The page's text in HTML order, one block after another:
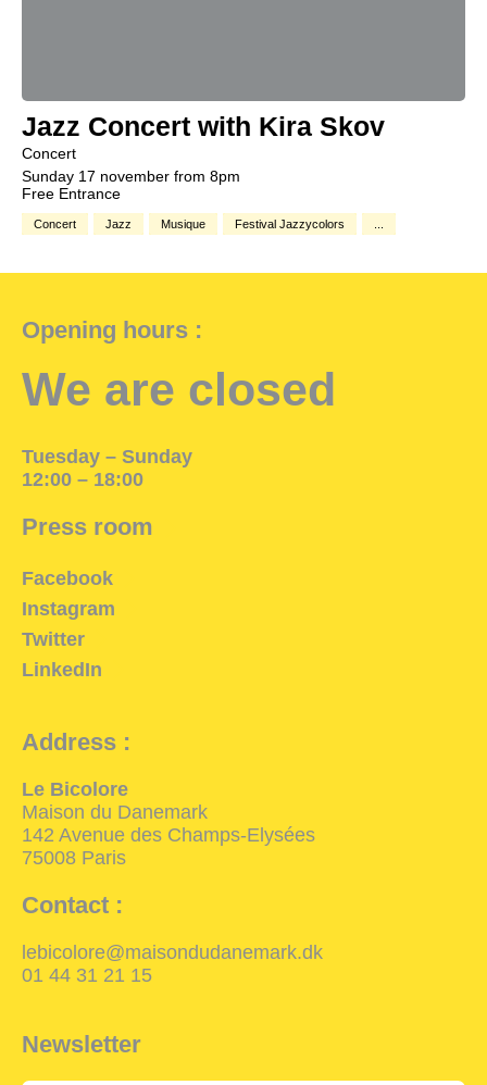
Jazz Concert with Kira Skov
Concert
Sunday 17 november from 8pm
Free Entrance
Concert Jazz Musique Festival Jazzycolors
Opening hours :
We are closed
Tuesday – Sunday
12:00 – 18:00
Press room
Facebook
Instagram
Twitter
LinkedIn
Address :
Le Bicolore
Maison du Danemark
142 Avenue des Champs-Elysées
75008 Paris
Contact :
lebicolore@maisondudanemark.dk
01 44 31 21 15
Newsletter